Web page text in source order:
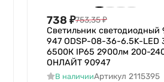
738 ₽753,35₽
Светильник светодиодный
947 ODSP-08-36-6.5K-LED
6500К IP65 2900лм 200-
ОНЛАЙТ 90947
В наличииАртикул 2115395